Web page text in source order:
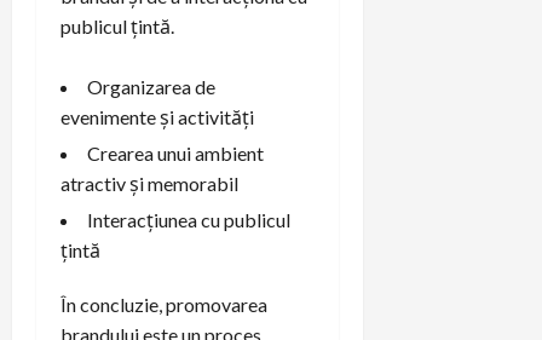
publicul țintă.
Organizarea de
evenimente și activități
Crearea unui ambient
atractiv și memorabil
Interacțiunea cu publicul
țintă
În concluzie, promovarea
brandului este un proces